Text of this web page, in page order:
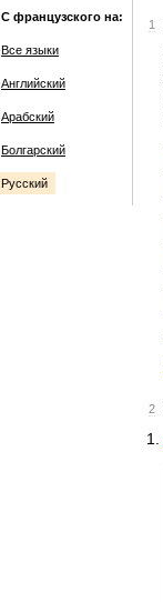
С французского на:
Все языки
Английский
Арабский
Болгарский
Русский
1
2